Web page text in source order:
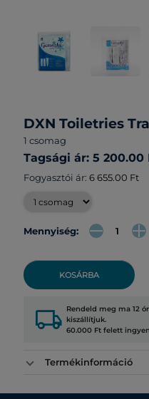
DXN Toiletries
1 csomag
Tagsági ár: 5 200.00
Fogyasztói ár: 6 655.00 Ft
Mennyiség:
KOSÁRBA
local_shipping Rendeld meg ma 12
kiszállítjuk.
60.000 Ft felett
Termékinformáció